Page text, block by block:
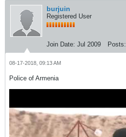
burjuin
Registered User
Join Date: Jul 2009 Posts:
08-17-2018, 09:13 AM
Police of Armenia